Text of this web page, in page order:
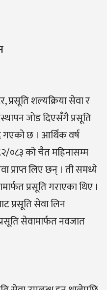
प्रसूति शल्यक्रिया सेवा र
जोड दिएसँगै प्रसूति
गएको छ । आर्थिक वर्ष
०८३ को चैत महिनासम्म
प्राप्त लिए छन् । ती समध्ये
प्रसूति गराएका थिए ।
प्रसूति सेवा लिन
सेवामार्फत नवजात